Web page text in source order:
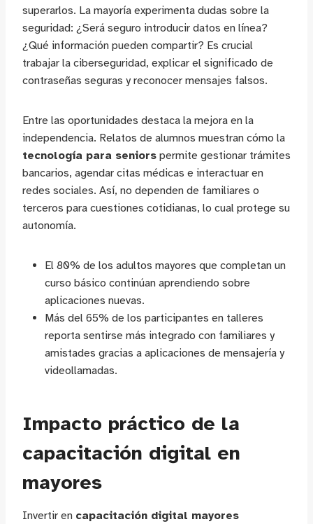
superarlos. La mayoría experimenta dudas sobre la
seguridad: ¿Será seguro introducir datos en línea?
¿Qué información pueden compartir? Es crucial
trabajar la ciberseguridad, explicar el significado de
contraseñas seguras y reconocer mensajes falsos.
Entre las oportunidades destaca la mejora en la
independencia. Relatos de alumnos muestran cómo la
tecnología para seniors permite gestionar trámites
bancarios, agendar citas médicas e interactuar en
redes sociales. Así, no dependen de familiares o
terceros para cuestiones cotidianas, lo cual protege su
autonomía.
El 80% de los adultos mayores que completan un
curso básico continúan aprendiendo sobre
aplicaciones nuevas.
Más del 65% de los participantes en talleres
reporta sentirse más integrado con familiares y
amistades gracias a aplicaciones de mensajería y
videollamadas.
Impacto práctico de la
capacitación digital en
mayores
Invertir en capacitación digital mayores